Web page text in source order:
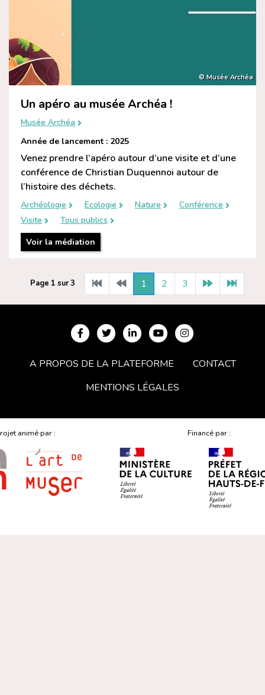
© Musée Archéa
Un apéro au musée Archéa !
Musée Archéa
Année de lancement : 2025
Venez prendre l’apéro autour d’une visite et d’une
conférence de Christian Duquennoi autour de
l’histoire des déchets.
Archéologie Ecologie Nature
Conférence
Visite
Tous publics
Voir la médiation
Page 1 sur 3 1 2 3
A PROPOS DE LA PLATEFORME
CONTACT
MENTIONS LÉGALES
animé par : Financé par :